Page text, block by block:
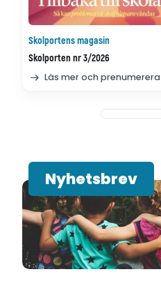
Skolportens magasin
Skolporten nr 3/2026
Läs mer och prenumerera
Nyhetsbrev